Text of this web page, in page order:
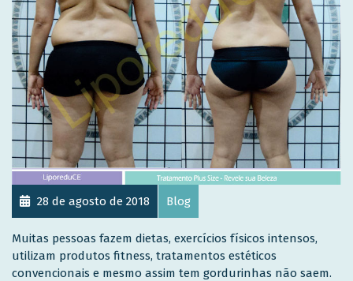
28 de agosto de 2018 Blog
Muitas pessoas fazem dietas, exercícios físicos intensos,
utilizam produtos fitness, tratamentos estéticos
convencionais e mesmo assim tem gordurinhas não saem.